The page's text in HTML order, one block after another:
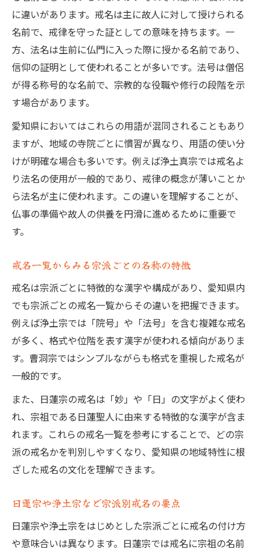
に違いがあります。戒名は主に故人に対して授けられる
名前で、戒律を守った証としての意味を持ちます。一
方、法名は生前に仏門に入った際に授かる名前であり、
信仰の証明として使われることが多いです。法号は僧侶
が得る称号的な名前で、宗教的な役職や修行の段階を示
す場合があります。
愛知県においてはこれらの用語が混同されることもあり
ますが、地域の寺院ごとに慣習が異なり、用語の使い分
けが明確な場合も多いです。例えば浄土真宗では戒名よ
り法名の使用が一般的であり、戒律の概念が薄いことか
ら法名が主に使われます。この違いを理解することが、
仏事の準備や故人の供養を円滑に進めるために重要で
す。
戒名一覧からみる宗派ごとの名称の特徴
戒名は宗派ごとに特徴的な漢字や構成があり、愛知県内
でも宗派ごとの戒名一覧からその違いを把握できます。
例えば浄土宗では「院号」や「法号」を含む複雑な戒名
が多く、格式や位階を表す漢字が使われる傾向がありま
す。曹洞宗ではシンプルながらも格式を重視した戒名が
一般的です。
また、日蓮宗の戒名は「妙」や「日」の文字がよく使わ
れ、宗祖である日蓮聖人に由来する特徴的な漢字が含ま
れます。これらの戒名一覧を参考にすることで、どの宗
派の戒名かを判別しやすくなり、愛知県の地域特性に根
ざした戒名の文化を理解できます。
日蓮宗や浄土宗など宗派別戒名の要点
日蓮宗や浄土宗をはじめとした宗派ごとに戒名の付け方
や意味合いは異なります。日蓮宗では戒名に宗祖の名前